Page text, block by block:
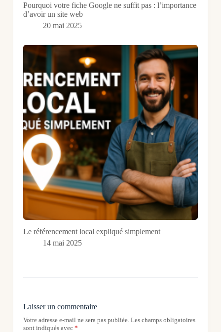
Pourquoi votre fiche Google ne suffit pas : l’importance
d’avoir un site web
20 mai 2025
Le référencement local expliqué simplement
14 mai 2025
Laisser un commentaire
Votre adresse e-mail ne sera pas publiée. Les champs obligatoires
sont indiqués avec *